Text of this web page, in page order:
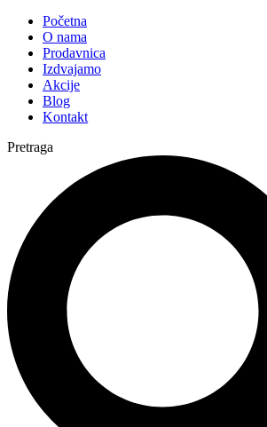
Početna
O nama
Prodavnica
Izdvajamo
Akcije
Blog
Kontakt
Pretraga